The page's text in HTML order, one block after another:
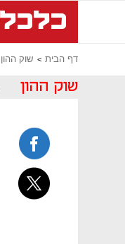
דף הבית שוק ההון
שוק ההון